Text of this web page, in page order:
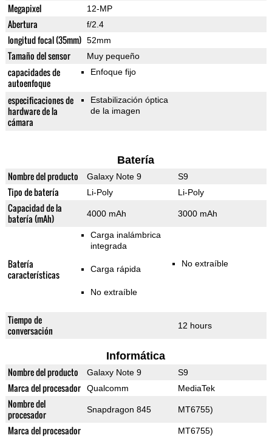
Megapixel 12-MP
Abertura f/2.4
longitud focal (35mm) 52mm
Tamaño del sensor Muy pequeño
capacidades de
autoenfoque
Enfoque fijo
especificaciones de
hardware de la
cámara
Estabilización óptica
de la imagen
Batería
Nombre del producto Galaxy Note 9 S9
Tipo de batería Li-Poly Li-Poly
Capacidad de la
batería (mAh)
4000 mAh 3000 mAh
Batería
características
Carga inalámbrica
integrada
Carga rápida
No extraíble
No extraíble
Tiempo de
conversación
12 hours
Informática
Nombre del producto Galaxy Note 9 S9
Marca del procesador Qualcomm MediaTek
Nombre del
procesador
Snapdragon 845 MT6755)
Marca del procesador MT6755)